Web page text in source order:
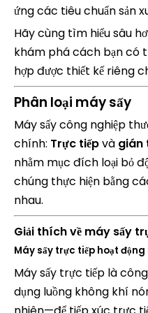
ứng các tiêu chuẩn sản
Hãy cùng tìm hiểu sâu
khám phá cách bạn có
hợp được thiết kế riêng
Phân loại máy sấy
Máy sấy công nghiệp
chính: Trực tiếpvà gián
nhằm mục đích loại bỏ
chúng thực hiện bằng
nhau.
Giải thích về máy sấy
Máy sấy trực tiếp hoạt
Máy sấy trực tiếp là
dụng luồng không khí